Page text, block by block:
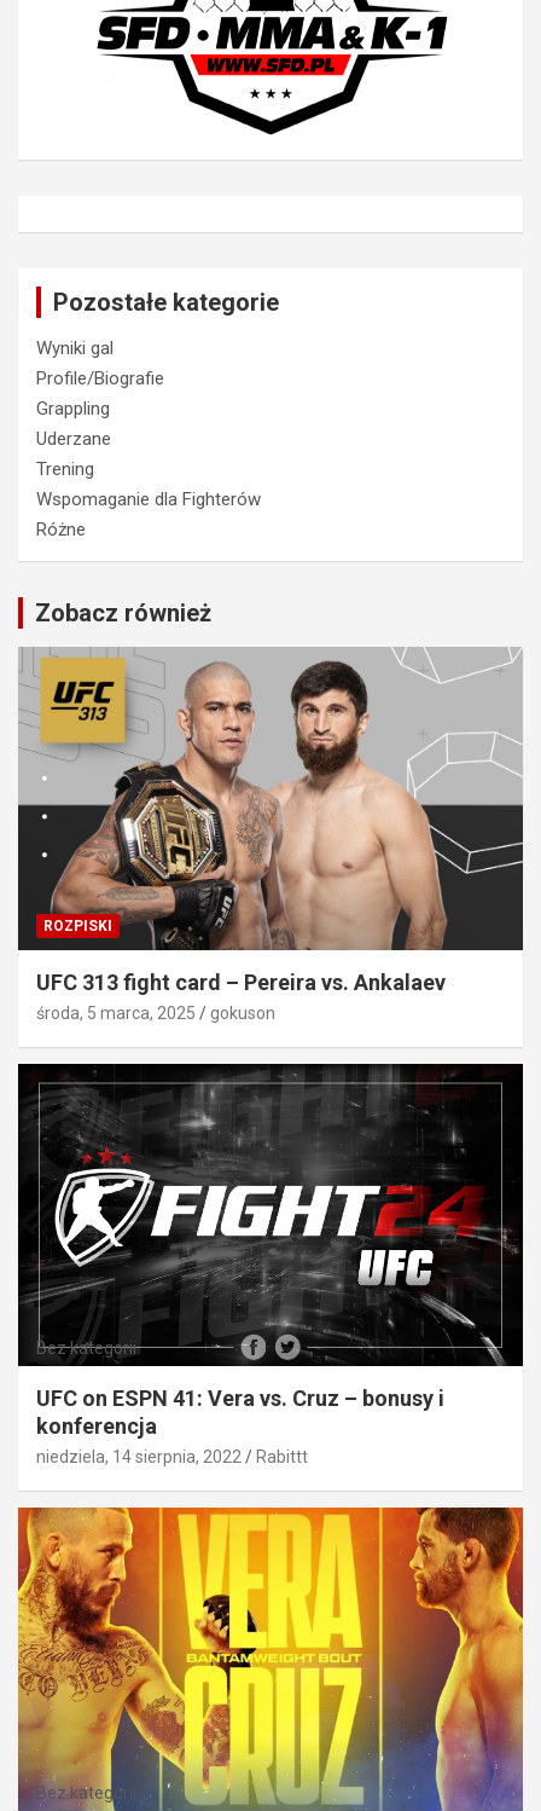
Pozostałe kategorie
Wyniki gal
Profile/Biografie
Grappling
Uderzane
Trening
Wspomaganie dla Fighterów
Różne
Zobacz również
ROZPISKI
UFC 313 fight card – Pereira vs. Ankalaev
środa, 5 marca, 2025 gokuson
Bez kategorii
UFC on ESPN 41: Vera vs. Cruz – bonusy i
konferencja
niedziela, 14 sierpnia, 2022 Rabittt
Bez kategorii